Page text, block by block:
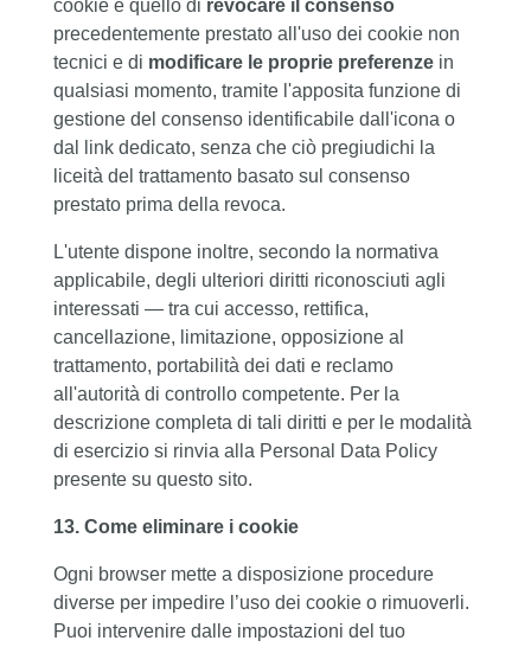
cookie è quello di revocare il consenso
precedentemente prestato all'uso dei cookie non
tecnici e di modificare le proprie preferenzein
qualsiasi momento, tramite l'apposita funzione di
gestione del consenso identificabile dall'icona o
dal link dedicato, senza che ciò pregiudichi la
liceità del trattamento basato sul consenso
prestato prima della revoca.
L'utente dispone inoltre, secondo la normativa
applicabile, degli ulteriori diritti riconosciuti agli
interessati — tra cui accesso, rettifica,
cancellazione, limitazione, opposizione al
trattamento, portabilità dei dati e reclamo
all'autorità di controllo competente. Per la
descrizione completa di tali diritti e per le modalità
di esercizio si rinvia alla Personal Data Policy
presente su questo sito.
13. Come eliminare i cookie
Ogni browser mette a disposizione procedure
diverse per impedire l’uso dei cookie o rimuoverli.
Puoi intervenire dalle impostazioni del tuo